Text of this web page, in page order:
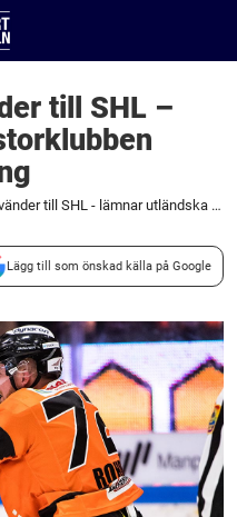
till SHL –
Råskinnet återvänder till SHL - lämnar utländska storklubben efter bara en säsong
Lägg till som önskad källa på Google